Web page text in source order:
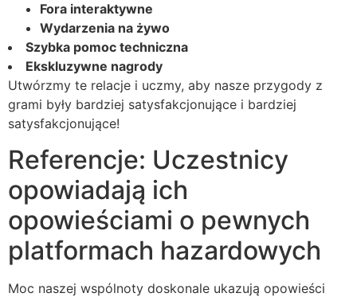
Fora interaktywne
Wydarzenia na żywo
Szybka pomoc techniczna
Ekskluzywne nagrody
Utwórzmy te relacje i uczmy, aby nasze przygody z
grami były bardziej satysfakcjonujące i bardziej
satysfakcjonujące!
Referencje: Uczestnicy
opowiadają ich
opowieściami o pewnych
platformach hazardowych
Moc naszej wspólnoty doskonale ukazują opowieści